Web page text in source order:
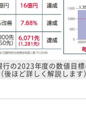
行の2023年度の数値目
（後ほど詳しく解説します）